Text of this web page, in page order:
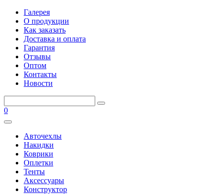
Галерея
О продукции
Как заказать
Доставка и оплата
Гарантия
Отзывы
Оптом
Контакты
Новости
0
Авточехлы
Накидки
Коврики
Оплетки
Тенты
Аксессуары
Конструктор